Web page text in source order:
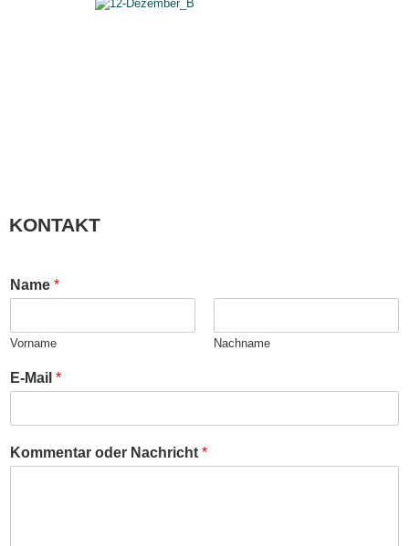
KONTAKT
Name *
Vorname Nachname
E-Mail *
Kommentar oder Nachricht *